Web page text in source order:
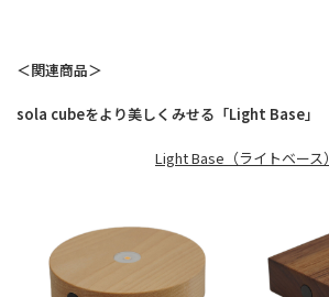
＜関連商品＞
sola cubeをより美しくみせる「Light Base」
Light Base（ライトベース）